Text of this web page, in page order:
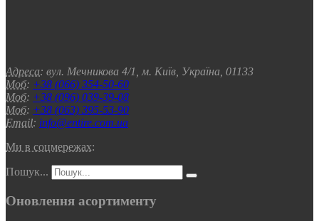
Адреса: вул. Мечникова 4/1, м. Київ, Україна, 01133
Моб: +38 (066) 354-50-60
Моб: +38 (096) 039-39-08
Моб: +38 (063) 395-53-90
Email: info@entire.com.ua
Ми в соцмережах:
Пошук...
Оновлення асортименту